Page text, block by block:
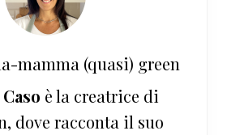
mamma (quasi) green
è la creatrice di
dove racconta il suo